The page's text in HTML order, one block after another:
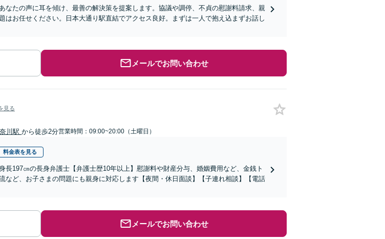
なたの声に耳を傾け、最善の解決策を提案します。協議や調停、不貞の慰謝料請求、親
はお任せください。日本大通り駅直結でアクセス良好。まずは一人で抱え込まずお話し
メールでお問い合わせ
見る
川駅 から徒歩2分営業時間：09:00~20:00（土曜日）
料金表を見る
長197㎝の長身弁護士【弁護士歴10年以上】慰謝料や財産分与、婚姻費用など、金銭ト
など、お子さまの問題にも親身に対応します【夜間・休日面談】【子連れ相談】【電話
メールでお問い合わせ